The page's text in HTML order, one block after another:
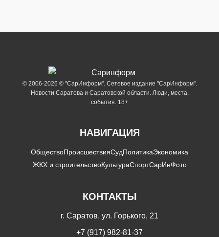
© 2006-2026 © "СарИнформ". Сетевое издание "СарИнформ".
Новости Саратова и Саратовской области. Люди, места,
события. 18+
НАВИГАЦИЯ
ОбществоПроисшествияСудПолитикаЭкономика
ЖКХ и строительствоКультураСпортСарИнФото
КОНТАКТЫ
г. Саратов, ул. Горького, 21
+7 (917) 982-81-37